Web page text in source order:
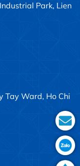
Park, Lien
Tay Ward, Ho Chi